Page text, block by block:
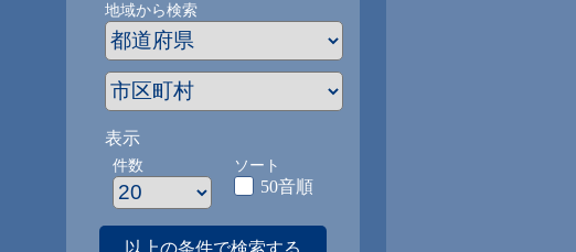
地域から検索
表示
件数 ソート
50音順
以上の条件で検索する